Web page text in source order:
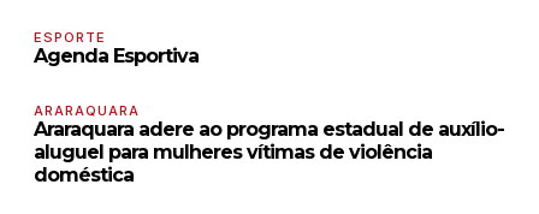
ESPORTE
Agenda Esportiva
ARARAQUARA
Araraquara adere ao programa estadual de auxílio-
aluguel para mulheres vítimas de violência
doméstica